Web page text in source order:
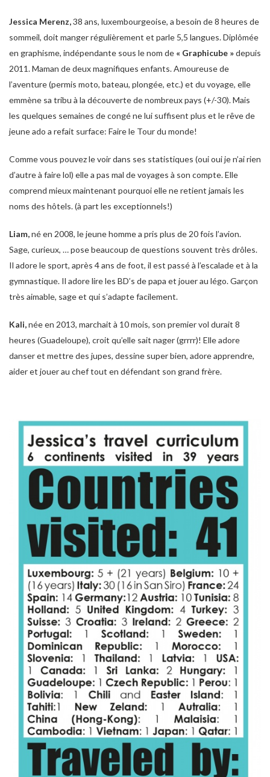
Jessica Merenz,38 ans, luxembourgeoise, a besoin de 8 heures de
sommeil, doit manger régulièrement et parle 5,5 langues. Diplômée
en graphisme, indépendante sous le nom de « Graphicube »depuis
2011. Maman de deux magnifiques enfants. Amoureuse de
l’aventure (permis moto, bateau, plongée, etc.) et du voyage, elle
emmène sa tribu à la découverte de nombreux pays (+/-30). Mais
les quelques semaines de congé ne lui suffisent plus et le rêve de
jeune ado a refait surface: Faire le Tour du monde!
Comme vous pouvez le voir dans ses statistiques (oui oui je n’ai rien
d’autre à faire lol) elle a pas mal de voyages à son compte. Elle
comprend mieux maintenant pourquoi elle ne retient jamais les
noms des hôtels. (à part les exceptionnels!)
Liam,né en 2008, le jeune homme a pris plus de 20 fois l’avion.
Sage, curieux, … pose beaucoup de questions souvent très drôles.
Il adore le sport, après 4 ans de foot, il est passé à l’escalade et à la
gymnastique. Il adore lire les BD’s de papa et jouer au légo. Garçon
très aimable, sage et qui s’adapte facilement.
Kali,née en 2013, marchait à 10 mois, son premier vol durait 8
heures (Guadeloupe), croit qu’elle sait nager (grrrr)! Elle adore
danser et mettre des jupes, dessine super bien, adore apprendre,
aider et jouer au chef tout en défendant son grand frère.